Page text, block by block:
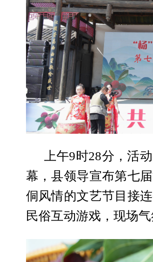
上午9时28分，活
幕，县领导宣布第七
侗风情的文艺节目接
民俗互动游戏，现场